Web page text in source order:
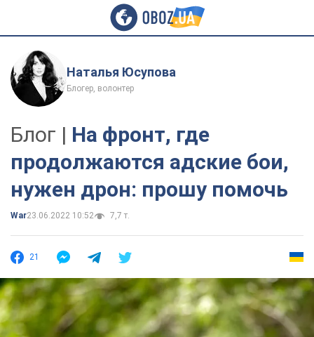
Наталья Юсупова
Блогер, волонтер
Блог | На фронт, где
продолжаются адские бои,
нужен дрон: прошу помочь
War23.06.2022 10:52 7,7 т.
21